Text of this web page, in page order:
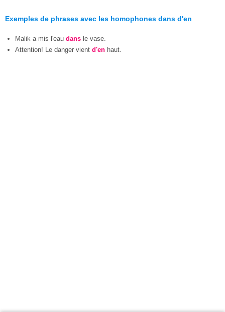
Exemples de phrases avec les homophones dans d'en
Malik a mis l'eau dansle vase.
Attention! Le danger vient d'enhaut.